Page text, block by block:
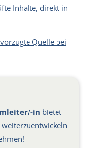
Inhalte, direkt in
Quelle bei
in bietet